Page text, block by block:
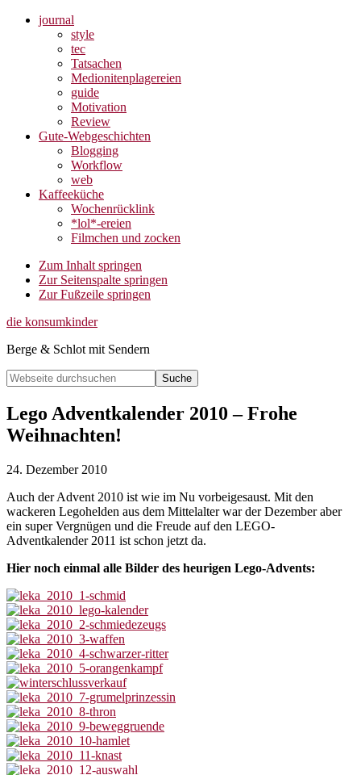
journal
style
tec
Tatsachen
Medionitenplagereien
guide
Motivation
Review
Gute-Webgeschichten
Blogging
Workflow
web
Kaffeeküche
Wochenrücklink
*lol*-ereien
Filmchen und zocken
Zum Inhalt springen
Zur Seitenspalte springen
Zur Fußzeile springen
die konsumkinder
Berge & Schlot mit Sendern
Webseite
durchsuchen
Search
Lego Adventkalender 2010 – Frohe
Weihnachten!
24. Dezember 2010
Auch der Advent 2010 ist wie im Nu vorbeigesaust. Mit den
wackeren Legohelden aus dem Mittelalter war der Dezember aber
ein super Vergnügen und die Freude auf den LEGO-
Adventkalender 2011 ist schon jetzt da.
Hier noch einmal alle Bilder des heurigen Lego-Advents: